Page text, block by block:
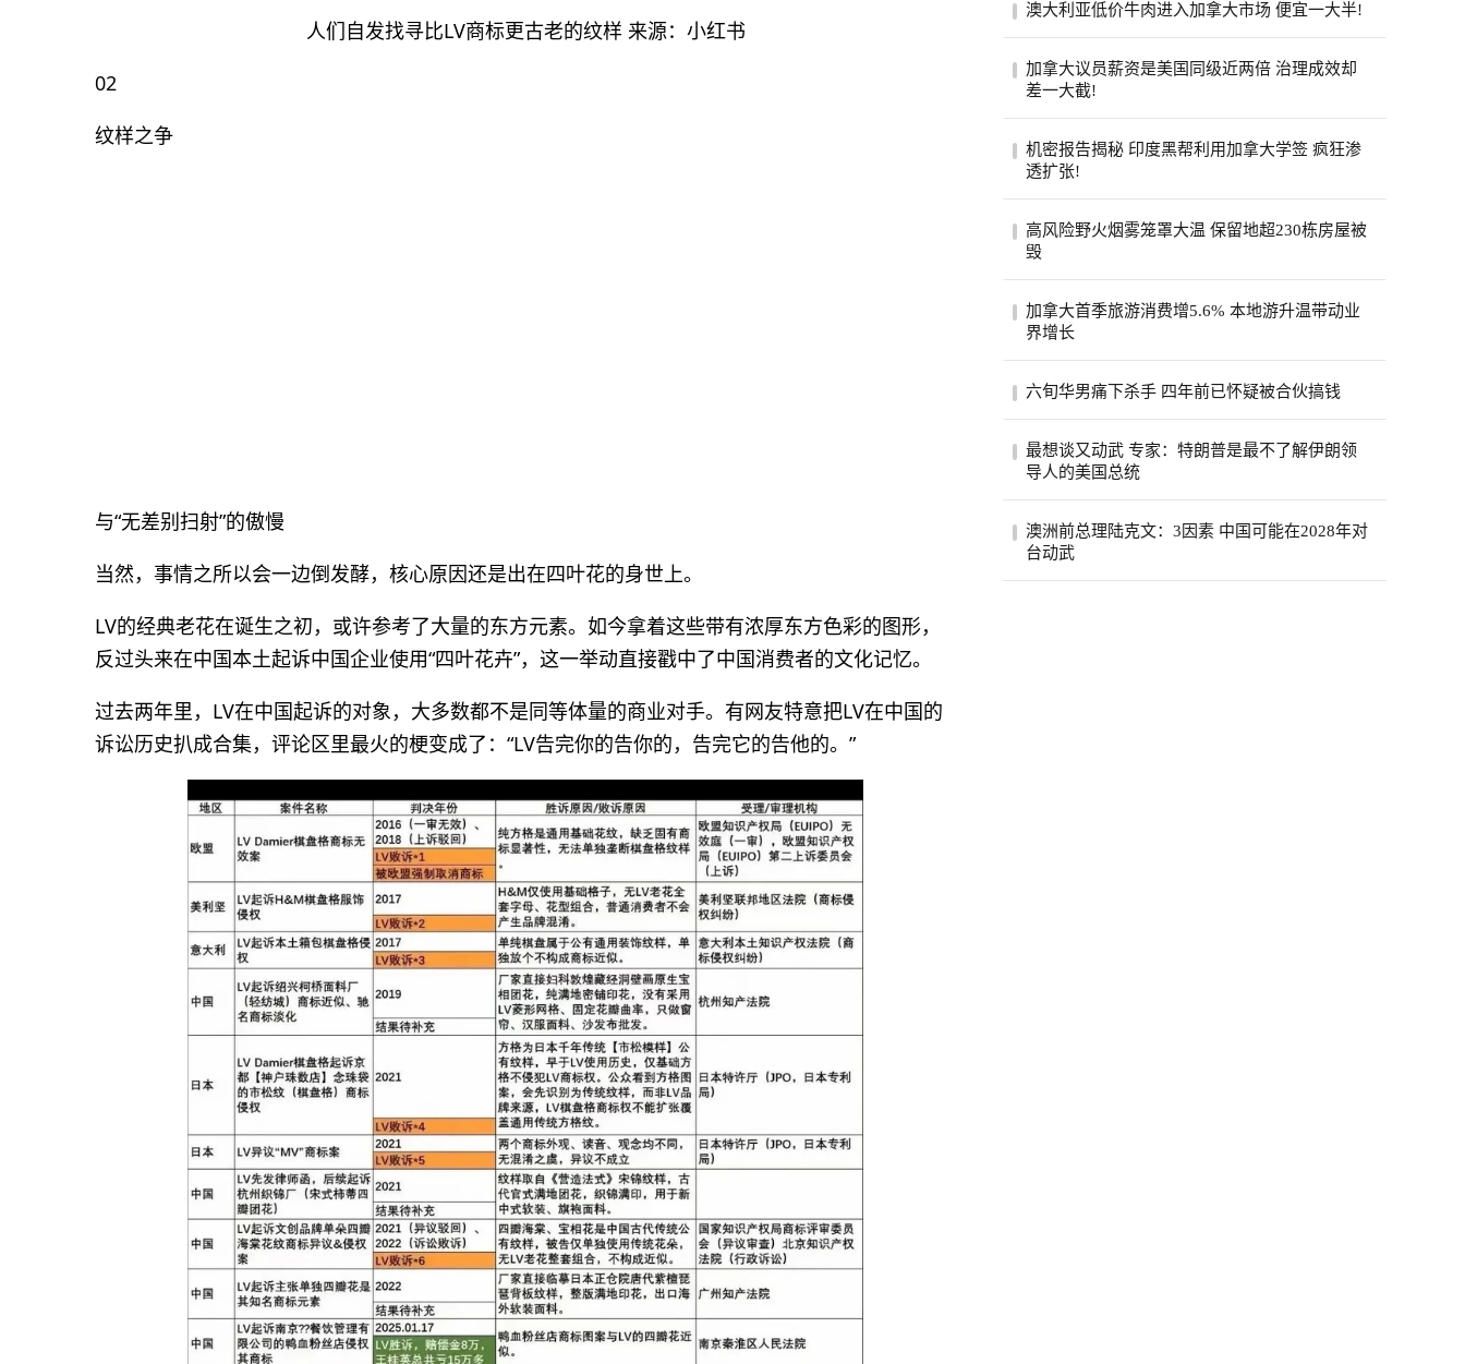
人们自发找寻比LV商标更古老的纹样 来源：小红书
02
纹样之争
与“无差别扫射”的傲慢
当然，事情之所以会一边倒发酵，核心原因还是出在四叶花的身世上。
LV的经典老花在诞生之初，或许参考了大量的东方元素。如今拿着这些带有浓厚东方色彩的图形，
反过头来在中国本土起诉中国企业使用“四叶花卉”，这一举动直接戳中了中国消费者的文化记忆。
过去两年里，LV在中国起诉的对象，大多数都不是同等体量的商业对手。有网友特意把LV在中国的
诉讼历史扒成合集，评论区里最火的梗变成了：“LV告完你的告你的，告完它的告他的。”
拖了6年的集体诉讼终于走到了赔钱这一
澳大利亚低价牛肉进入加拿大市场 便宜一大半!
产品每公斤价差超40加元。供应紧张、气候
加拿大议员薪资是美国同级近两倍 治理成效却
差一大截!
员平均年薪约11.5万加元，是美国州级议员
机密报告揭秘 印度黑帮利用加拿大学签 疯狂渗
透扩张!
比什诺伊帮派头目戈迪·布拉尔持学生签证
高风险野火烟雾笼罩大温 保留地超230栋房屋被
毁
罩，奥卡纳根印第安保留地火灾致逾230栋
加拿大首季旅游消费增5.6% 本地游升温带动业
界增长
费按年上升5.6%，达295亿元，显示2026年
六旬华男痛下杀手 四年前已怀疑被合伙搞钱
案，现金投入800万元左右，总贷款1500万
元，全...
最想谈又动武 专家：特朗普是最不了解伊朗领
导人的美国总统
看板。（路透）特朗普总统自认擅长看透并
澳洲前总理陆克文：3因素 中国可能在2028年对
台动武